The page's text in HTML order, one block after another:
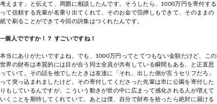
考えます」と伝えて、周囲に相談したんです。そうしたら、1000万円を寄付する
って信頼する先輩が名乗り出てくれて。そのお金で箔押しもできて、そのままの
紙で刷ることができて今回の詩集はつくれたんです。
―個人でですか！？ すごいですね！
本当にありがたいですよね。でも、1000万円ってとてつもない金額だけど、この
世界の財布は本質的には目が合う同士全員が共有している瞬間もある、と正直思
っていて。その話を他でしたときは友達に「それ、出した側が言うセリフだろ」
って突っ込まれましたけど。その寄付してくださった先輩は市に公園を寄付した
りもしているんですが、こういう動きが世の中に広まって感化される人が増えて
いくことを期待してくれていて。あとは僕、自分で財布を拾ったら絶対に届ける